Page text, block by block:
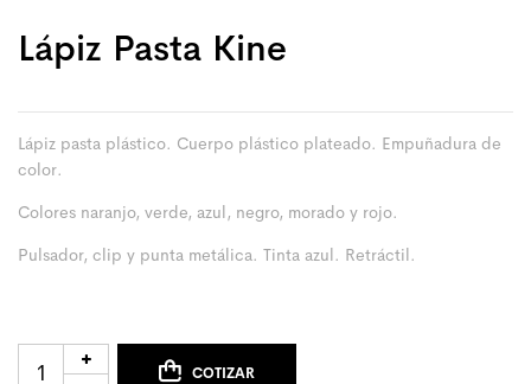
Lápiz Pasta Kine
Lápiz pasta plástico. Cuerpo plástico plateado. Empuñadura de
color.
Colores naranjo, verde, azul, negro, morado y rojo.
Pulsador, clip y punta metálica. Tinta azul. Retráctil.
COTIZAR